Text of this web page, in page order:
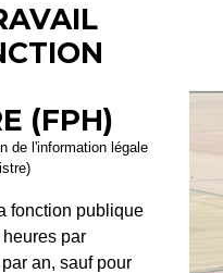
(FPH)
de l'information légale
fonction publique
par
an, sauf pour